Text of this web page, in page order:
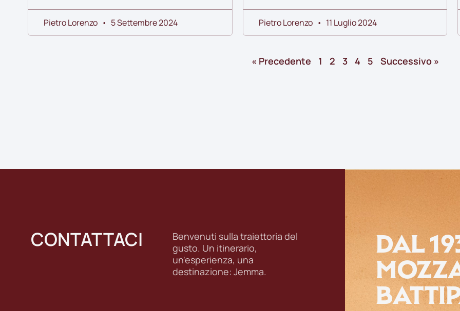
Pietro Lorenzo 5 Settembre 2024 Pietro Lorenzo 11 Luglio 2024
« Precedente 1 2 3 4 5 Successivo »
CONTATTACI
Benvenuti sulla traiettoria del
gusto. Un itinerario,
un'esperienza, una
destinazione: Jemma.
DAL